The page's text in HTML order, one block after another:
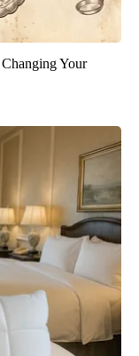
Your